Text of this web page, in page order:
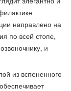
направлено на
по всей стопе,
и
из вспененного